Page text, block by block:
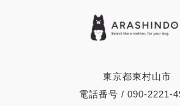
東京都東村山市
電話番号 / 090-2221-